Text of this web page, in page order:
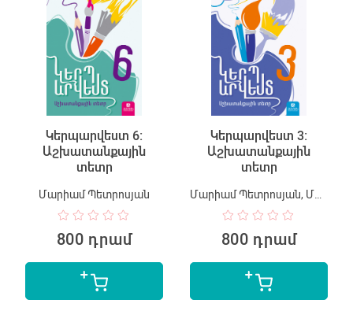
Կերպարվեստ 6:
Աշխատանքային
տետր
Մարիամ Պետրոսյան
800 դրամ
Կերպարվեստ 3:
Աշխատանքային
տետր
Մարիամ Պետրոսյան, Մարինե Մանուկյան
800 դրամ